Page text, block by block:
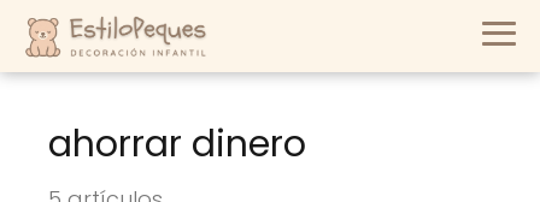
ahorrar dinero